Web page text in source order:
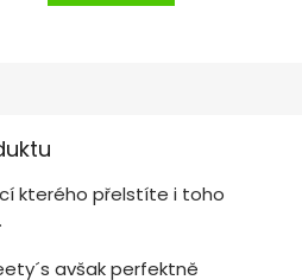
kterého přelstíte i toho
avšak perfektně